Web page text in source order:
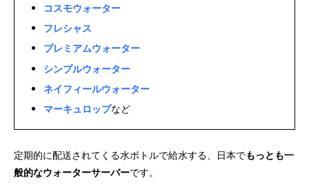
コスモウォーター
フレシャス
プレミアムウォーター
シンプルウォーター
ネイフィールウォーター
マーキュロップなど
定期的に配送されてくる水ボトルで給水する、日本でもっとも一
般的なウォーターサーバーです。